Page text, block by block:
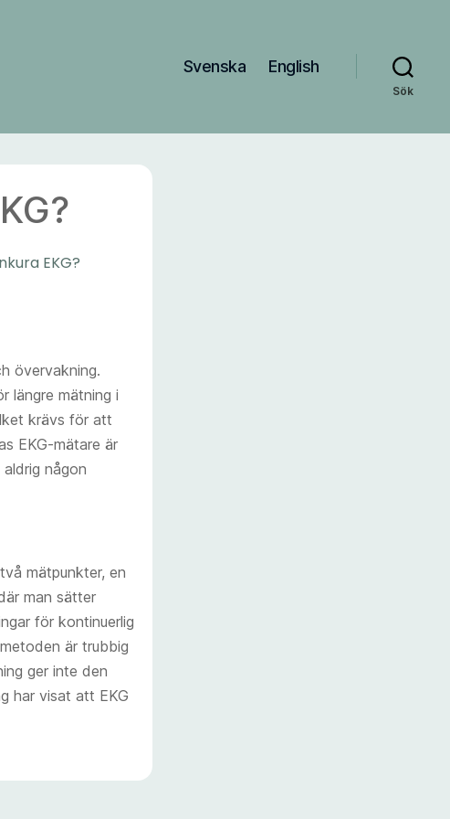
Svenska English
Sök
EKG?
övervakning.
längre mätning i
krävs för att
EKG-mätare är
någon
mätpunkter, en
man sätter
för kontinuerlig
är trubbig
ger inte den
har visat att EKG